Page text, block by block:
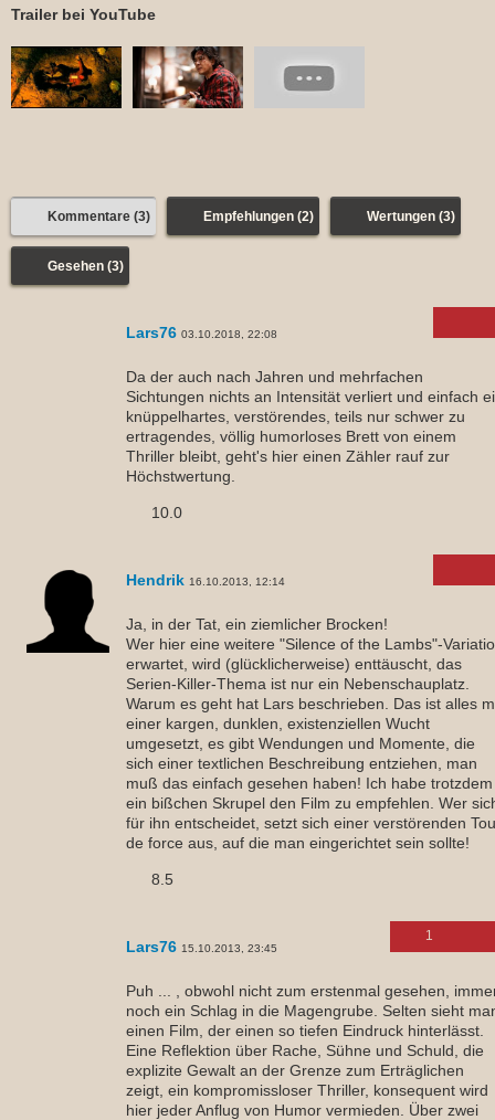
Trailer bei YouTube
Kommentare (3) Empfehlungen (2) Wertungen (3)
Gesehen (3)
Lars76 03.10.2018, 22:08
Da der auch nach Jahren und mehrfachen
Sichtungen nichts an Intensität verliert und einfach
knüppelhartes, verstörendes, teils nur schwer zu
ertragendes, völlig humorloses Brett von einem
Thriller bleibt, geht's hier einen Zähler rauf zur
Höchstwertung.
10.0
Hendrik 16.10.2013, 12:14
Ja, in der Tat, ein ziemlicher Brocken!
Wer hier eine weitere "Silence of the Lambs"-
erwartet, wird (glücklicherweise) enttäuscht, das
Serien-Killer-Thema ist nur ein Nebenschauplatz.
Warum es geht hat Lars beschrieben. Das ist alles
einer kargen, dunklen, existenziellen Wucht
umgesetzt, es gibt Wendungen und Momente, die
sich einer textlichen Beschreibung entziehen, man
muß das einfach gesehen haben! Ich habe trotzdem
ein bißchen Skrupel den Film zu empfehlen. Wer
für ihn entscheidet, setzt sich einer verstörenden
de force aus, auf die man eingerichtet sein sollte!
8.5
Lars76 15.10.2013, 23:45
Puh ... , obwohl nicht zum erstenmal gesehen,
noch ein Schlag in die Magengrube. Selten sieht
einen Film, der einen so tiefen Eindruck hinterlässt.
Eine Reflektion über Rache, Sühne und Schuld, die
explizite Gewalt an der Grenze zum Erträglichen
zeigt, ein kompromissloser Thriller, konsequent wird
hier jeder Anflug von Humor vermieden. Über zwei
1